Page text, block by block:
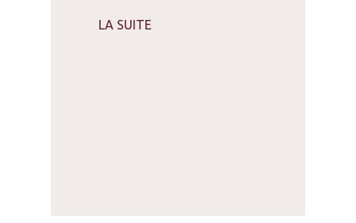
LA SUITE